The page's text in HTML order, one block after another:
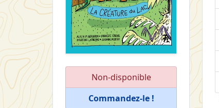
Non-disponible
Commandez-le !